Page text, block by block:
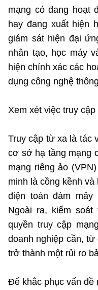
mạng có đang hoạt
hay đang xuất hiện
giám sát hiện đại
nhân tạo, học máy
hiện chính xác các
dụng công nghệ
Xem xét việc truy
Truy cập từ xa là tác
cơ sở hạ tầng mạng
mạng riêng ảo
minh là cồng kềnh
điện toán đám mây
Ngoài ra, kiểm
quyền truy cập
doanh nghiệp cần,
trở thành một rủi ro
Để khắc phục vấn đề